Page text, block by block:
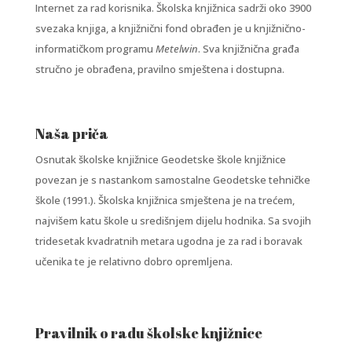
Internet za rad korisnika. Školska knjižnica sadrži oko 3900
svezaka knjiga, a knjižnični fond obrađen je u knjižnično-
informatičkom programu Metelwin. Sva knjižnična građa
stručno je obrađena, pravilno smještena i dostupna.
Naša priča
Osnutak školske knjižnice Geodetske škole knjižnice
povezan je s nastankom samostalne Geodetske tehničke
škole (1991.). Školska knjižnica smještena je na trećem,
najvišem katu škole u središnjem dijelu hodnika. Sa svojih
tridesetak kvadratnih metara ugodna je za rad i boravak
učenika te je relativno dobro opremljena.
Pravilnik o radu školske knjižnice